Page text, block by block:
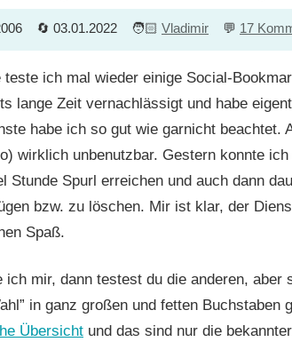
03.01.2022 Vladimir 17
teste ich mal wieder einige Social-
lange Zeit vernachlässigt und habe
habe ich so gut wie garnicht beachtet.
wirklich unbenutzbar. Gestern konnte
Stunde Spurl erreichen und auch dann
bzw. zu löschen. Mir ist klar, der
Spaß.
ich mir, dann testest du die anderen,
in ganz großen und fetten Buchstaben
Übersicht und das sind nur die